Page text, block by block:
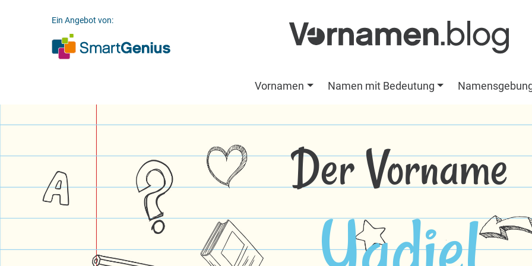
Ein Angebot von:
Vornamen Namen mit Bedeutung
Der Vorname